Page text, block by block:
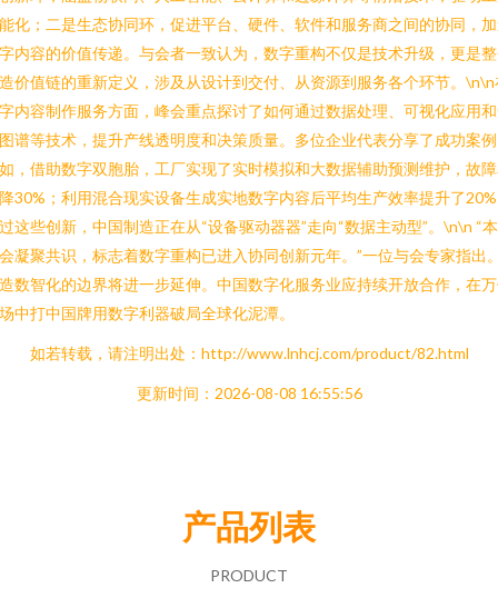
化；二是生态协同环，促进平台、硬件、软件和服务商之间的协同，
内容的价值传递。与会者一致认为，数字重构不仅是技术升级，更是
价值链的重新定义，涉及从设计到交付、从资源到服务各个环节。\n\n
内容制作服务方面，峰会重点探讨了如何通过数据处理、可视化应用
谱等技术，提升产线透明度和决策质量。多位企业代表分享了成功案
，借助数字双胞胎，工厂实现了实时模拟和大数据辅助预测维护，故
30%；利用混合现实设备生成实地数字内容后平均生产效率提升了
这些创新，中国制造正在从“设备驱动器器”走向“数据主动型”。\n\n “
凝聚共识，标志着数字重构已进入协同创新元年。”一位与会专家指出
数智化的边界将进一步延伸。中国数字化服务业应持续开放合作，在
中打中国牌用数字利器破局全球化泥潭。
如若转载，请注明出处：http://www.lnhcj.com/product/82.html
更新时间：2026-08-08 16:55:56
产品列表
PRODUCT